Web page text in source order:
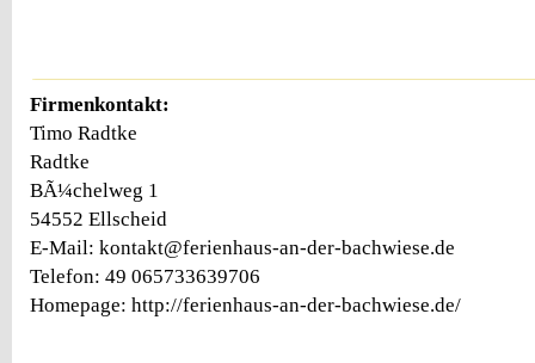
Firmenkontakt:
Timo Radtke
Radtke
BÃ¼chelweg 1
54552 Ellscheid
E-Mail: kontakt@ferienhaus-an-der-bachwiese.de
Telefon: 49 065733639706
Homepage: http://ferienhaus-an-der-bachwiese.de/